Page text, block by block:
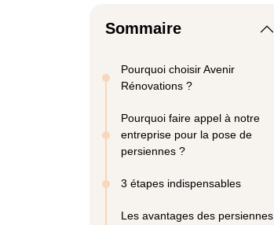
Sommaire
Pourquoi choisir Avenir
Rénovations ?
Pourquoi faire appel à notre
entreprise pour la pose de
persiennes ?
3 étapes indispensables
Les avantages des persiennes